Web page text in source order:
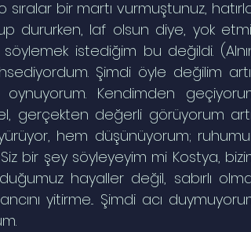
o sıralar bir martı vurmuştunuz,
dururken, laf olsun diye, yok
söylemek istediğim bu değildi.
Şimdi öyle değilim
Kendimden
gerçekten değerli görüyorum
hem düşünüyorum;
bir şey söyleyeyim mi Kostya,
hayaller değil, sabırlı
yitirme... Şimdi acı